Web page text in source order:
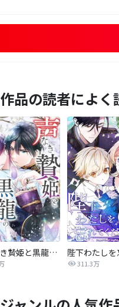
品の読者によ
声なき贄姫と黒龍の結婚
311.3万